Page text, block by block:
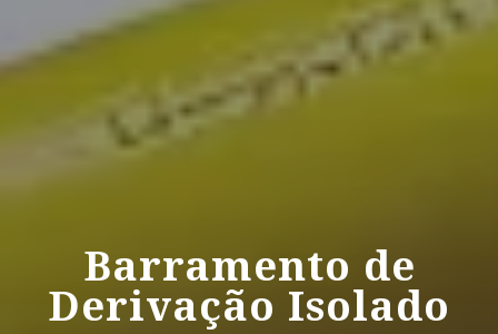
Barramento de
Derivação Isolado